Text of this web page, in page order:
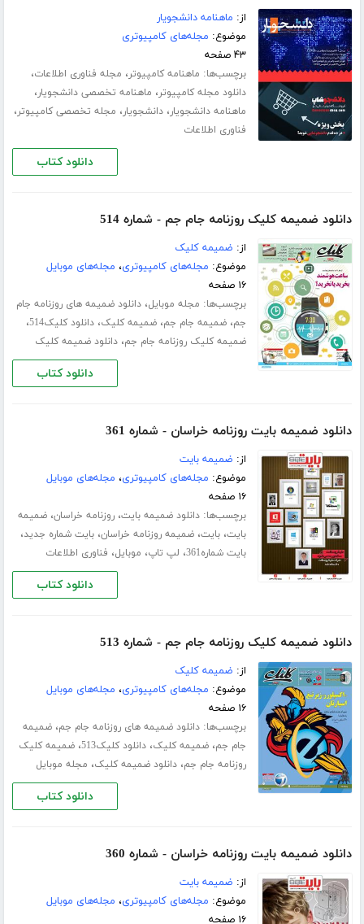
از: ماهنامه دانشجویار
موضوع: مجله‌های کامپیوتری
۴۳ صفحه
برچسب‌ها: ماهنامه کامپیوتر، مجله فناوری اطلاعات،
دانلود مجله کامپیوتر، ماهنامه تخصصی دانشجویار،
ماهنامه دانشجویار،دانشجویار، مجله تخصصی کامپیوتر،
فناوری اطلاعات
دانلود کتاب
دانلود ضمیمه کلیک روزنامه جام جم - شماره 514
از: ضمیمه کلیک
موضوع: مجله‌های کامپیوتری، مجله‌های موبایل
۱۶ صفحه
برچسب‌ها: مجله موبایل،دانلود ضمیمه های روزنامه جام
جم،ضمیمه جام جم،ضمیمه کلیک،دانلود کلیک514 ،
ضمیمه کلیک روزنامه جام جم،دانلود ضمیمه کلیک
دانلود کتاب
دانلود ضمیمه بایت روزنامه خراسان - شماره 361
از: ضمیمه بایت
موضوع: مجله‌های کامپیوتری، مجله‌های موبایل
۱۶ صفحه
برچسب‌ها:دانلود ضمیمه بایت،روزنامه خراسان،ضمیمه
بایت،بایت،ضمیمه روزنامه خراسان،بایت شماره جدید،
بایت شماره361 ، لپ تاپ، موبایل، فناوری اطلاعات
دانلود کتاب
دانلود ضمیمه کلیک روزنامه جام جم - شماره 513
از: ضمیمه کلیک
موضوع: مجله‌های کامپیوتری، مجله‌های موبایل
۱۶ صفحه
برچسب‌ها:دانلود ضمیمه های روزنامه جام جم،ضمیمه
جام جم،ضمیمه کلیک،دانلود کلیک513 ،ضمیمه کلیک
روزنامه جام جم،دانلود ضمیمه کلیک، مجله موبایل
دانلود کتاب
دانلود ضمیمه بایت روزنامه خراسان - شماره 360
از: ضمیمه بایت
موضوع: مجله‌های کامپیوتری، مجله‌های موبایل
۱۶ صفحه